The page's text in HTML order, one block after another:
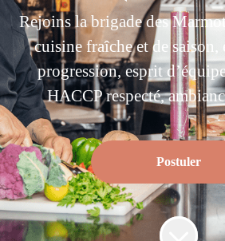
Rejoins la brigade des
cuisine fraîche et de saison,
progression, esprit
HACCP respecté,
Postuler